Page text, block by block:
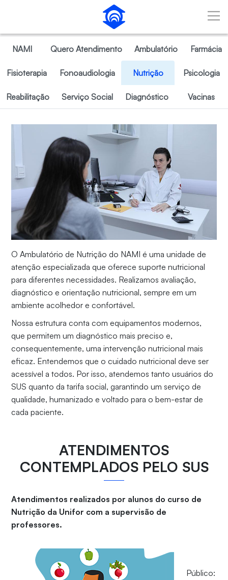
Pular para o Conteúdo principal
NAMI Quero Atendimento Ambulatório Farmácia
Fisioterapia Fonoaudiologia Nutrição Psicologia
Reabilitação Serviço Social Diagnóstico Vacinas
O Ambulatório de Nutrição do NAMI é uma unidade de
atenção especializada que oferece suporte nutricional
para diferentes necessidades. Realizamos avaliação,
diagnóstico e orientação nutricional, sempre em um
ambiente acolhedor e confortável.
Nossa estrutura conta com equipamentos modernos,
que permitem um diagnóstico mais preciso e,
consequentemente, uma intervenção nutricional mais
eficaz. Entendemos que o cuidado nutricional deve ser
acessível a todos. Por isso, atendemos tanto usuários do
SUS quanto da tarifa social, garantindo um serviço de
qualidade, humanizado e voltado para o bem-estar de
cada paciente.
ATENDIMENTOS
CONTEMPLADOS PELO SUS
Atendimentos realizados por alunos do curso de
Nutrição da Unifor com a supervisão de
professores.
Público: